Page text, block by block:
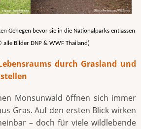
Gehegen bevor sie in die Nationalparks entlassen
Bilder DNP & WWF Thailand)
durch Grasland und
Monsunwald öffnen sich immer
Gras. Auf den ersten Blick wirken
– doch für viele wildlebende